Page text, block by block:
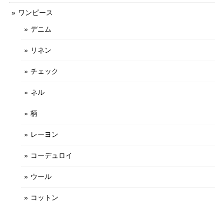
ワンピース
デニム
リネン
チェック
ネル
柄
レーヨン
コーデュロイ
ウール
コットン